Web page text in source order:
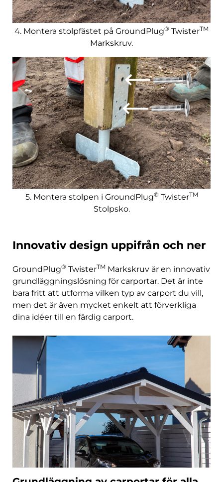
4. Montera stolpfästet på GroundPlug® TwisterTM
Markskruv.
5. Montera stolpen i GroundPlug® TwisterTM
Stolpsko.
Innovativ design uppifrån och ner
GroundPlug® TwisterTM Markskruv är en innovativ
grundläggningslösning för carportar. Det är inte
bara fritt att utforma vilken typ av carport du vill,
men det är även mycket enkelt att förverkliga
dina idéer till en färdig carport.